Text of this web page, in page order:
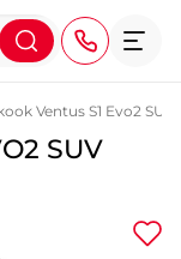
911-911-4
113-44-44
Ventus S1 Evo2 SUV
SUV